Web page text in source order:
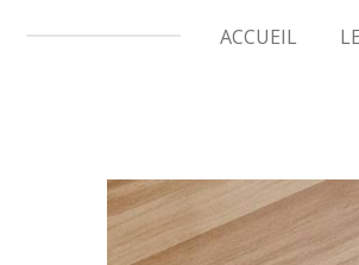
ACCUEIL